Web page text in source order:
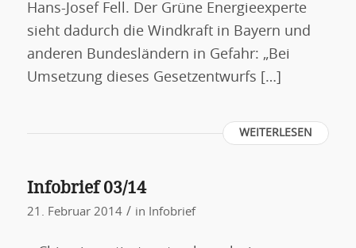
Hans-Josef Fell. Der Grüne Energieexperte
sieht dadurch die Windkraft in Bayern und
anderen Bundesländern in Gefahr: „Bei
Umsetzung dieses Gesetzentwurfs […]
WEITERLESEN
Infobrief 03/14
21. Februar 2014 / in Infobrief